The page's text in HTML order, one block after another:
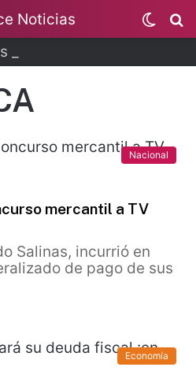
Switch
skin
Nacional
mercantil a TV
Salinas, incurrió en
de pago de sus
Economía